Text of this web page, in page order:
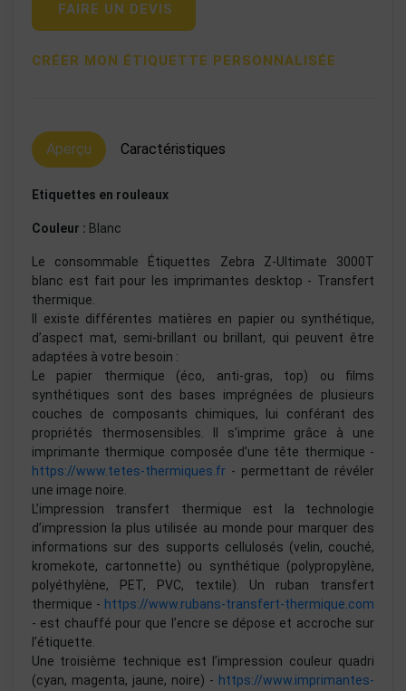
FAIRE UN DEVIS
CRÉER MON ÉTIQUETTE PERSONNALISÉE
Aperçu Caractéristiques
Etiquettes en rouleaux
Couleur : Blanc
Le consommable Étiquettes Zebra Z-Ultimate 3000T
blanc est fait pour les imprimantes desktop - Transfert
thermique.
Il existe différentes matières en papier ou synthétique,
d’aspect mat, semi-brillant ou brillant, qui peuvent être
adaptées à votre besoin :
Le papier thermique (éco, anti-gras, top) ou films
synthétiques sont des bases imprégnées de plusieurs
couches de composants chimiques, lui conférant des
propriétés thermosensibles. Il s'imprime grâce à une
imprimante thermique composée d'une tête thermique -
https://www.tetes-thermiques.fr - permettant de révéler
une image noire.
L’impression transfert thermique est la technologie
d’impression la plus utilisée au monde pour marquer des
informations sur des supports cellulosés (velin, couché,
kromekote, cartonnette) ou synthétique (polypropylène,
polyéthylène, PET, PVC, textile). Un ruban transfert
thermique - https://www.rubans-transfert-thermique.com
- est chauffé pour que l’encre se dépose et accroche sur
l’étiquette.
Une troisième technique est l’impression couleur quadri
(cyan, magenta, jaune, noire) - https://www.imprimantes-